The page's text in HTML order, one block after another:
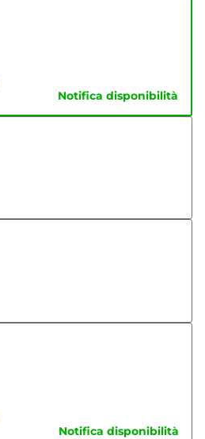
Notifica disponibilità
Notifica disponibilità